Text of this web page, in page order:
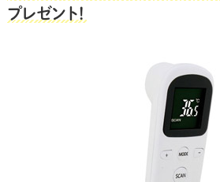
プレゼント！